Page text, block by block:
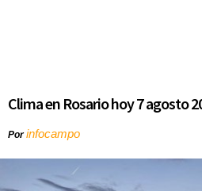
Clima en Rosario hoy 7 agosto
Porinfocampo